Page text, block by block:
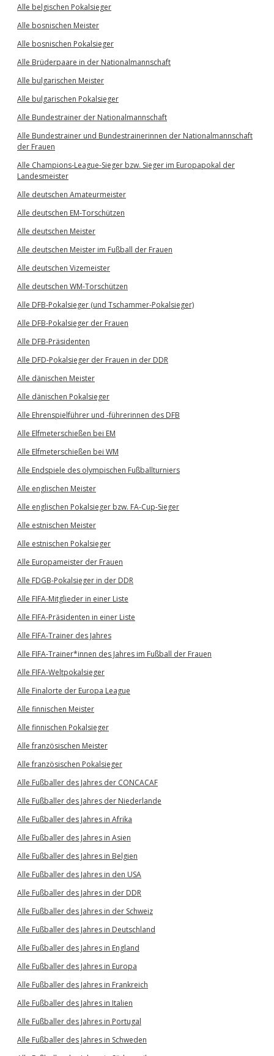
Alle belgischen Pokalsieger
Alle bosnischen Meister
Alle bosnischen Pokalsieger
Alle Brüderpaare in der Nationalmannschaft
Alle bulgarischen Meister
Alle bulgarischen Pokalsieger
Alle Bundestrainer der Nationalmannschaft
Alle Bundestrainer und Bundestrainerinnen der Nationalmannschaft
der Frauen
Alle Champions-League-Sieger bzw. Sieger im Europapokal der
Landesmeister
Alle deutschen Amateurmeister
Alle deutschen EM-Torschützen
Alle deutschen Meister
Alle deutschen Meister im Fußball der Frauen
Alle deutschen Vizemeister
Alle deutschen WM-Torschützen
Alle DFB-Pokalsieger (und Tschammer-Pokalsieger)
Alle DFB-Pokalsieger der Frauen
Alle DFB-Präsidenten
Alle DFD-Pokalsieger der Frauen in der DDR
Alle dänischen Meister
Alle dänischen Pokalsieger
Alle Ehrenspielführer und -führerinnen des DFB
Alle Elfmeterschießen bei EM
Alle Elfmeterschießen bei WM
Alle Endspiele des olympischen Fußballturniers
Alle englischen Meister
Alle englischen Pokalsieger bzw. FA-Cup-Sieger
Alle estnischen Meister
Alle estnischen Pokalsieger
Alle Europameister der Frauen
Alle FDGB-Pokalsieger in der DDR
Alle FIFA-Mitglieder in einer Liste
Alle FIFA-Präsidenten in einer Liste
Alle FIFA-Trainer des Jahres
Alle FIFA-Trainer*innen des Jahres im Fußball der Frauen
Alle FIFA-Weltpokalsieger
Alle Finalorte der Europa League
Alle finnischen Meister
Alle finnischen Pokalsieger
Alle französischen Meister
Alle französischen Pokalsieger
Alle Fußballer des Jahres der CONCACAF
Alle Fußballer des Jahres der Niederlande
Alle Fußballer des Jahres in Afrika
Alle Fußballer des Jahres in Asien
Alle Fußballer des Jahres in Belgien
Alle Fußballer des Jahres in den USA
Alle Fußballer des Jahres in der DDR
Alle Fußballer des Jahres in der Schweiz
Alle Fußballer des Jahres in Deutschland
Alle Fußballer des Jahres in England
Alle Fußballer des Jahres in Europa
Alle Fußballer des Jahres in Frankreich
Alle Fußballer des Jahres in Italien
Alle Fußballer des Jahres in Portugal
Alle Fußballer des Jahres in Schweden